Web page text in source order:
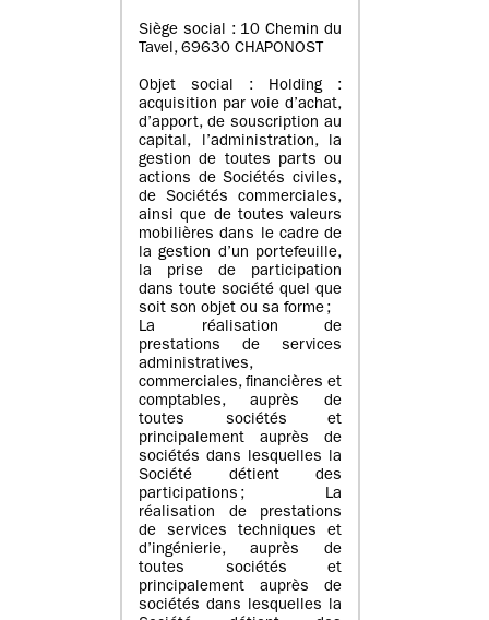
Siège social : 10 Chemin du
Tavel, 69630 CHAPONOST
Objet social : Holding :
acquisition par voie d’achat,
d’apport, de souscription au
capital, l’administration, la
gestion de toutes parts ou
actions de Sociétés civiles,
de Sociétés commerciales,
ainsi que de toutes valeurs
mobilières dans le cadre de
la gestion d’un portefeuille,
la prise de participation
dans toute société quel que
soit son objet ou sa forme ;
La réalisation de
prestations de services
administratives,
commerciales, financières et
comptables, auprès de
toutes sociétés et
principalement auprès de
sociétés dans lesquelles la
Société détient des
participations ; La
réalisation de prestations
de services techniques et
d’ingénierie, auprès de
toutes sociétés et
principalement auprès de
sociétés dans lesquelles la